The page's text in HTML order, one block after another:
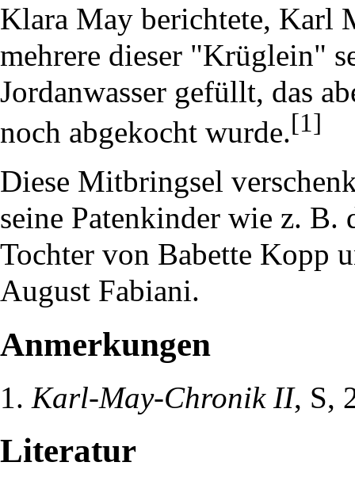
Klara May berichtete, Karl
mehrere dieser "Krüglein"
Jordanwasser gefüllt, das
noch abgekocht wurde.[1]
Diese Mitbringsel
seine Patenkinder wie z. B.
Tochter von Babette Kopp
August Fabiani.
Anmerkungen
Karl-May-Chronik II, S,
Literatur